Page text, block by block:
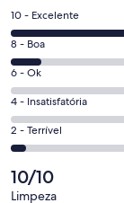
uma
nova
janela
Nota
10
-
Excelente.
23
de
26
avaliações
10 - Excelente
Nota
8
-
Boa.
2
de
26
avaliações
8 - Boa
Nota
6
-
Ok.
0
de
26
6 - Ok
Nota
4
-
0
de
4 - Insatisfatória
Nota
2
-
Terrível.
2 - Terrível
10/10
Limpeza